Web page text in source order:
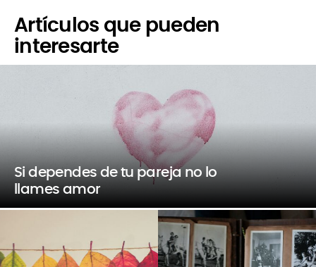
Artículos que pueden
interesarte
Si dependes de tu pareja no lo
llames amor